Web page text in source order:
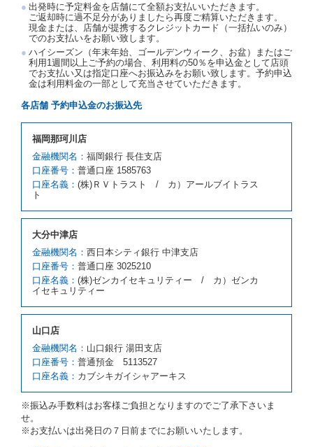
たものとします。この場合、当社は受領済の予約申込
金を返還するものとします。
第５条（代替レンタカー）
当社は、借受人から予約のあった車種クラスのレンタ
カーを貸し渡すことができないときは、予約と異なる
車種クラスのレンタカー（以下「代替レンタカー」と
いいます。）の貸渡しを申し入れることができるもの
とします。
借受人が前項の申入れを承諾したときは、当社は車種
クラスを除き予約時と同一の借受条件でレンタカー提
携先の代替レンタカーを貸し渡すものとします。な
お、代替レンタカーの貸渡料金が予約された車種クラ
スの貸渡料金より高くなるときは、予約した車種クラ
スの貸渡料金によるものとし、予約された車種クラス
の車種クラスの貸渡料金によるものとします。
借受人は、第１項の代替レンタカーの貸渡しの申入れ
を拒絶し、予約を取り消すことができるものとしま
す。
前項の場合、第１項の貸渡しをすることができない原
因が、当社の責に帰する事由によるときには第４条第
４項の予約の取消しとして取り扱い、当社は受領済の
予約申込金を返還するものとします。
原因が、当社の責に帰さない事由による時には第４条
第５項の予約の取消しとして取り扱い、当社は受領済
の予約申込金を返還するものとします。
第６条（免責）
が締結されなかったことについて、第４条及び第５条
とします。
出発時に予定料金を店舗にて全額お支払いいただきます。
ご返却時に過不足分がありましたら再度ご精算いただきます。
現金または、店舗が提携するクレジットカード（一括払いのみ）
でのお支払いをお願い致します。
ハイシーズン（年末年始、ゴールデンウィーク、お盆）またはご
利用1週間以上ご予約の場合、利用料の50％を申込金として店頭
でお支払い又は指定口座へお振込みをお願い致します。予約申込
金は利用料金の一部として充当させていただきます。
各店舗 予約申込金のお振込先
福岡那珂川店
金融機関名： 福岡銀行 長住支店
口座番号： 普通口座 1585763
口座名義： (株)ＲＶトラスト / カ）アールブイトラス
ト
大分中津店
金融機関名： 西日本シティ銀行 中津支店
口座番号： 普通口座 3025210
口座名義： (株)ゼンカイセキュリティー / カ）ゼンカ
イセキュリティー
山口店
金融機関名： 山口銀行 湯田支店
口座番号： 普通預金 5113527
口座名義： カブシキガイシャアーキス
※振込み手数料はお客様ご負担となりますのでご了承下さいま
せ。
※お支払いは出発日の７日前までにお願いいたします。